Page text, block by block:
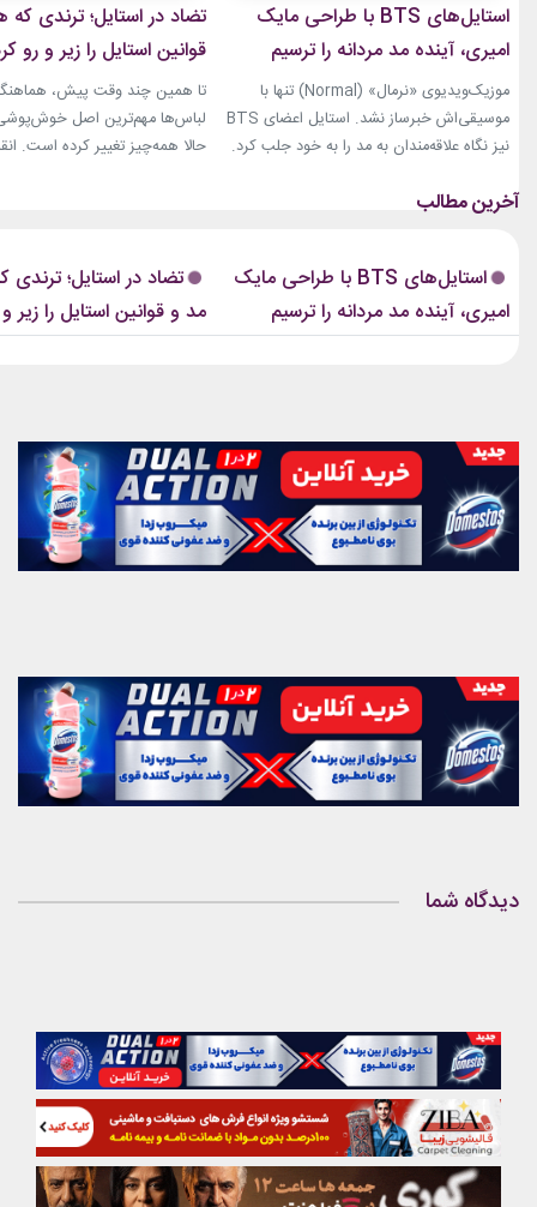
استایل‌های BTS با طراحی مایک
امیری، آینده مد مردانه را ترسیم
کردند
موزیک‌ویدیوی «نرمال» (Normal) تنها با
موسیقی‌اش خبرساز نشد. استایل اعضای BTS
نیز نگاه علاقه‌مندان به مد را به خود جلب کرد.
(Amiri)، متعلق به طراح آمریکاییِ ایرانی‌تبار،
است که در تمام این اوت‌فیت‌ها دیده...
تضاد در استایل؛ ترندی
قوانین استایل را زیر و رو
تا همین چند وقت پیش،
لباس‌ها مهم‌ترین اصل خوش‌پوشی
حالا همه‌چیز تغییر کرده است.
این رویکرد، قرار نیست فقط
استایل‌های BTS با طراحی مایک
امیری، آینده مد مردانه را ترسیم
کردند
تضاد در استایل؛ ترندی
مد و قوانین استایل را زیر
دیدگاه شما